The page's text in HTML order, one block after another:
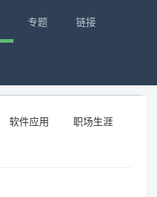
专题 链接
软件应用
职场生涯